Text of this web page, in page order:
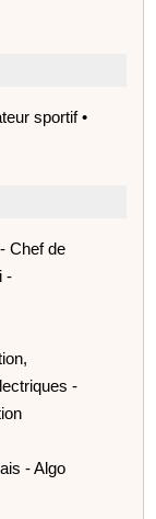
sportif •
Chef de
-
-
- Algo